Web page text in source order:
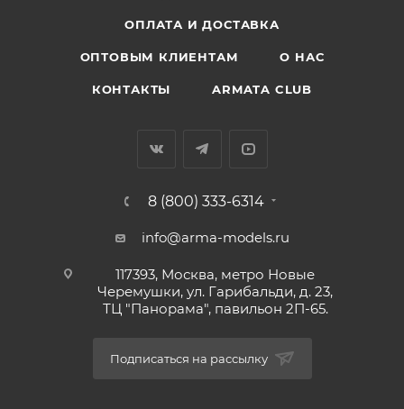
ОПЛАТА И ДОСТАВКА
ОПТОВЫМ КЛИЕНТАМ О НАС
КОНТАКТЫ ARMATA CLUB
8 (800) 333-6314
info@arma-models.ru
117393, Москва, метро Новые
Черемушки, ул. Гарибальди, д. 23,
ТЦ "Панорама", павильон 2П-65.
Подписаться на рассылку